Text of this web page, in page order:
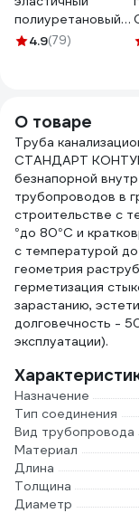
полиуретановый
герметик SIKA
4.9(79)
О товаре
Труба
СТАНДАРТ КОНТУР
безнапорной
трубопроводов в
строительстве с
°до 80°С и
с температурой
геометрия
герметизация
зарастанию,
долговечность -
эксплуатации).
Назначение
Тип соединения
Вид трубопровода
Материал
Длина
Толщина
Диаметр